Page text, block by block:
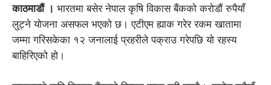
काठमाडौं । भारतमा बसेर नेपाल कृषि विकास बैंकको करोडौं रुपैयाँ
लुट्ने योजना असफल भएको छ। एटीएम ह्याक गरेर रकम खातामा
जम्मा गरिसकेका १२ जनालाई प्रहरीले पक्राउ गरेपछि यो रहस्य
बाहिरिएको हो।